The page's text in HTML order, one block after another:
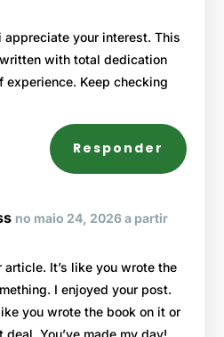
appreciate your interest. This
with total dedication
experience. Keep checking
Responder
no maio 24, 2026 a partir
article. It’s like you wrote the
I enjoyed your post.
you wrote the book on it or
You’ve made my day!